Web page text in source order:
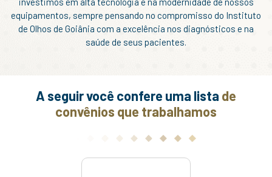
equipamentos, sempre pensando no compromisso do Instituto
de Olhos de Goiânia com a excelência nos diagnósticos e na
saúde de seus pacientes.
A seguir você confere uma lista de
convênios que trabalhamos